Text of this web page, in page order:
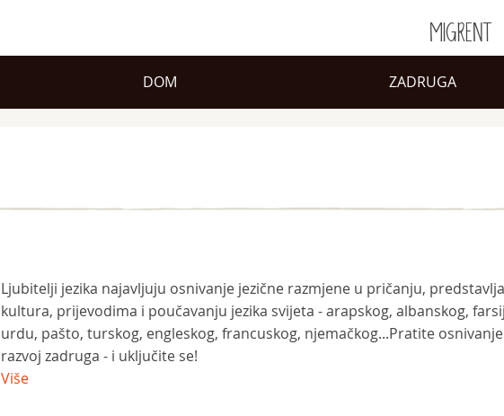
MIGRENT
DOM ZADRUGA
Ljubitelji jezika najavljuju osnivanje jezične razmjene u pričanju,
kultura, prijevodima i poučavanju jezika svijeta - arapskog, albanskog,
urdu, pašto, turskog, engleskog, francuskog, njemačkog...Pratite
razvoj zadruga - i uključite se!
Više